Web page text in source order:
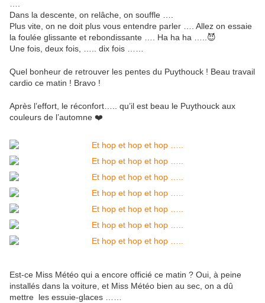
Dans la descente, on relâche, on souffle ….
Plus vite, on ne doit plus vous entendre parler …. Allez on essaie
la foulée glissante et rebondissante …. Ha ha ha …..😈
Une fois, deux fois, ….. dix fois ……
Quel bonheur de retrouver les pentes du Puythouck ! Beau travail
cardio ce matin ! Bravo !
Après l’effort, le réconfort….. qu’il est beau le Puythouck aux
couleurs de l’automne ❤️
Est-ce Miss Météo qui a encore officié ce matin ? Oui, à peine
installés dans la voiture, et Miss Météo bien au sec, on a dû
mettre les essuie-glaces ……